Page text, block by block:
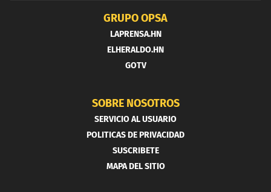
GRUPO OPSA
LAPRENSA.HN
ELHERALDO.HN
GOTV
SOBRE NOSOTROS
SERVICIO AL USUARIO
POLITICAS DE PRIVACIDAD
SUSCRIBETE
MAPA DEL SITIO